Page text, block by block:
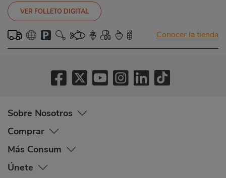
VER FOLLETO DIGITAL
Conocer la tienda
Sobre Nosotros
Comprar
Más Consum
Únete